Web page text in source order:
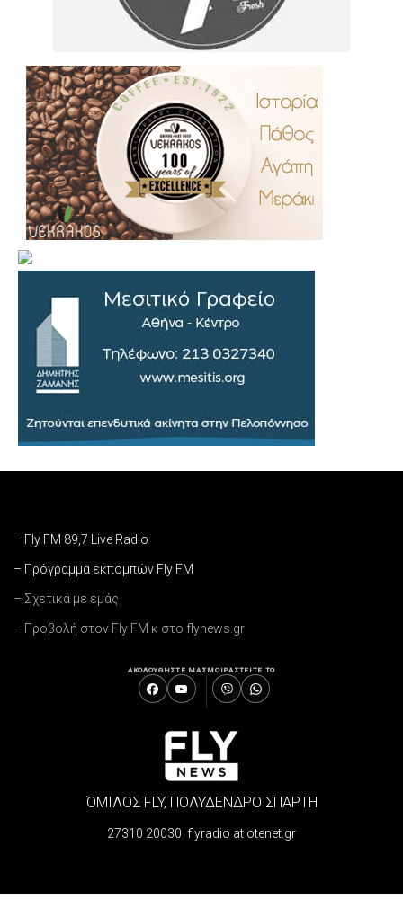
– Fly FM 89,7 Live Radio
– Πρόγραμμα εκπομπών Fly FM
– Σχετικά με εμάς
– Προβολή στον Fly FM κ στο flynews.gr
ΑΚΟΛΟΥΘΗΣΤΕ ΜΑΣΜΟΙΡΑΣΤΕΙΤΕ ΤΟ
ΌΜΙΛΟΣ FLY, ΠΟΛΥΔΕΝΔΡΟ ΣΠΑΡΤΗ
27310 20030 flyradio at otenet.gr